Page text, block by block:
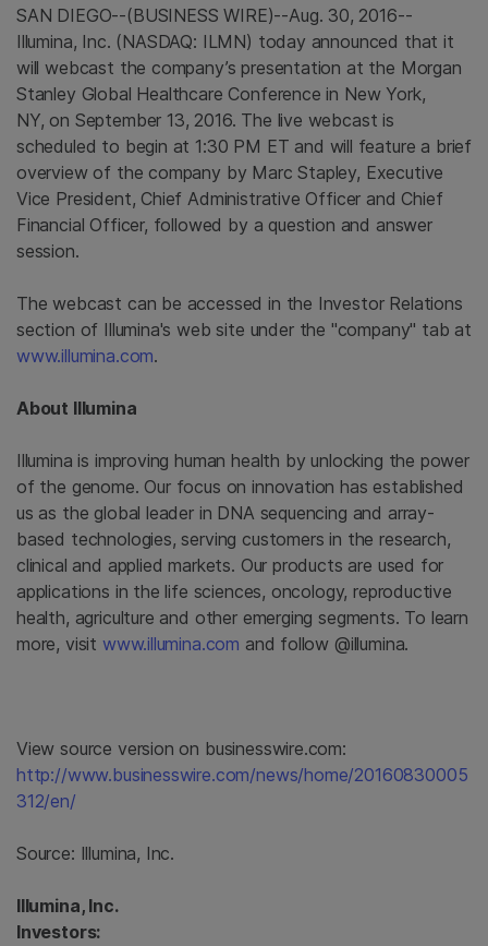
SAN DIEGO--(BUSINESS WIRE)--Aug. 30, 2016--
Illumina, Inc. (NASDAQ: ILMN) today announced that it
will webcast the company’s presentation at the Morgan
Stanley Global Healthcare Conference in New York,
NY, on September 13, 2016. The live webcast is
scheduled to begin at1:30 PM ET and will feature a brief
overview of the company by Marc Stapley, Executive
Vice President, Chief Administrative Officer and Chief
Financial Officer, followed by a question and answer
session.
The webcast can be accessed in the Investor Relations
section of Illumina's web site under the "company" tab at
www.illumina.com.
About Illumina
Illumina is improving human health by unlocking the power
of the genome. Our focus on innovation has established
us as the global leader in DNA sequencing and array-
based technologies, serving customers in the research,
clinical and applied markets. Our products are used for
applications in the life sciences, oncology, reproductive
health, agriculture and other emerging segments. To learn
more, visit www.illumina.com and follow @illumina.
View source version on businesswire.com:
http://www.businesswire.com/news/home/20160830005
312/en/
Source: Illumina, Inc.
Illumina, Inc.
Investors: